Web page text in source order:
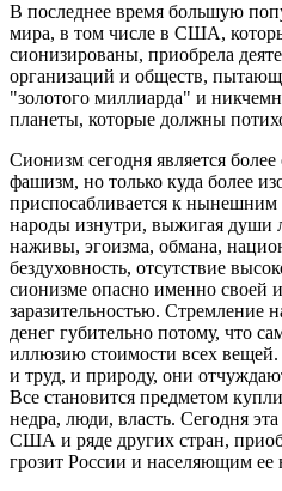
В последнее время большую
мира, в том числе в США,
сионизированы, приобрела
организаций и обществ,
"золотого миллиарда" и
планеты, которые должны
Сионизм сегодня является
фашизм, но только куда более
приспосабливается к
народы изнутри, выжигая души
наживы, эгоизма, обмана,
бездуховность, отсутствие
сионизме опасно именно своей
заразительностью. Стремление
денег губительно потому, что
иллюзию стоимости всех
и труд, и природу, они
Все становится предметом
недра, люди, власть. Сегодня
США и ряде других стран,
грозит России и населяющим